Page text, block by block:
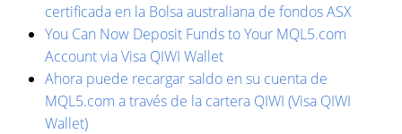
certificada en la Bolsa australiana de fondos ASX
You Can Now Deposit Funds to Your MQL5.com
Account via Visa QIWI Wallet
Ahora puede recargar saldo en su cuenta de
MQL5.com a través de la cartera QIWI (Visa QIWI
Wallet)